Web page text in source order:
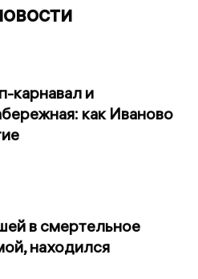
карнавал и
как Иваново
в смертельное
находился